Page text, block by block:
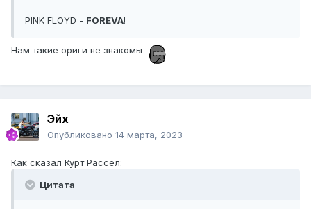
PINK FLOYD - FOREVA!
Нам такие ориги не знакомы
Эйх
Опубликовано 14 марта, 2023
Как сказал Курт Рассел:
Цитата